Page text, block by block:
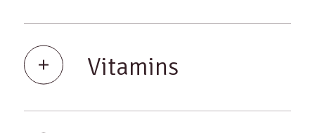
Vitamins